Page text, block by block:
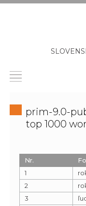
prim-9.0-
top 1000
Nr.
1
2
3